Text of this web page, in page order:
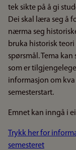
tek sikte på å gi
Dei skal læra seg å
nærma seg
bruka historisk
spørsmål. Tema
som er
informasjon om
semesterstart.
Emnet kan inngå i
Trykk her for
semesteret